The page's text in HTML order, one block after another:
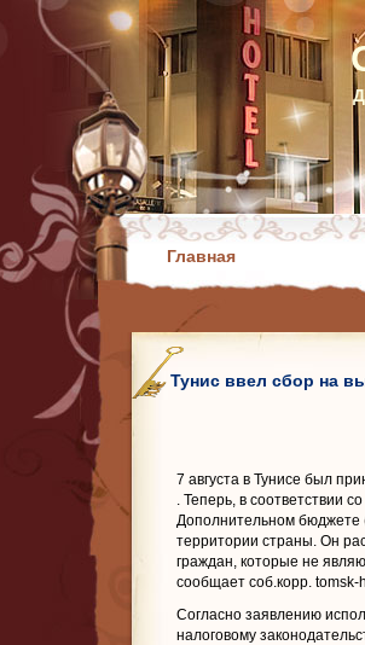
Главная
Тунис ввел сбор на
7 августа в Тунисе был
. Теперь, в соответствии
Дополнительном бюджете
территории страны. Он
граждан, которые не
сообщает соб.корр. tomsk-
Согласно заявлению
налоговому